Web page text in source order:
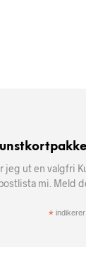
jeg ut en valgfri
mi. Meld
*